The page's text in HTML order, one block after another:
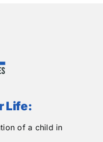
Life:
of a child in